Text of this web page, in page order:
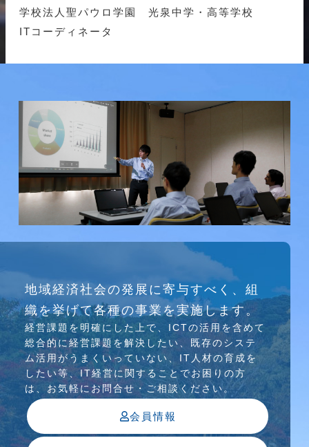
学校法人聖パウロ学園 光泉中学・高等学校
ITコーディネータ
介護ソリューション研究会、WEB/SNS研究会を
行っています
地域経済社会の発展に寄与すべく、組
織を挙げて各種の事業を実施します。
経営課題を明確にした上で、ICTの活⽤を含めて
総合的に経営課題を解決したい、既存のシステ
ム活⽤がうまくいっていない、IT⼈材の育成を
したい等、IT経営に関することでお困りの⽅
は、お気軽にお問合せ・ご相談ください。
会員情報